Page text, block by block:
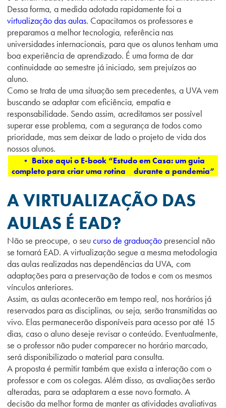
Dessa forma, a medida adotada rapidamente foi a
virtualização das aulas. Capacitamos os professores e
preparamos a melhor tecnologia, referência nas
universidades internacionais, para que os alunos tenham uma
boa experiência de aprendizado. É uma forma de dar
continuidade ao semestre já iniciado, sem prejuízos ao
aluno.
Como se trata de uma situação sem precedentes, a UVA vem
buscando se adaptar com eficiência, empatia e
responsabilidade. Sendo assim, acreditamos ser possível
superar esse problema, com a segurança de todos como
prioridade, mas sem deixar de lado o projeto de vida dos
nossos alunos.
• Baixe aqui o E-book “Estudo em Casa: um guia
completo para criar uma rotina durante a pandemia”
A VIRTUALIZAÇÃO DAS
AULAS É EAD?
Não se preocupe, o seucurso de graduação presencial não
se tornará EAD. A virtualização segue a mesma metodologia
das aulas realizadas nas dependências da UVA, com
adaptações para a preservação de todos e com os mesmos
vínculos anteriores.
Assim, as aulas acontecerão em tempo real, nos horários já
reservados para as disciplinas, ou seja, serão transmitidas ao
vivo. Elas permanecerão disponíveis para acesso por até 15
dias, caso o aluno deseje revisar o conteúdo. Eventualmente,
se o professor não puder comparecer no horário marcado,
será disponibilizado o material para consulta.
A proposta é permitir também que exista a interação com o
professor e com os colegas. Além disso, as avaliações serão
alteradas, para se adaptarem a esse novo formato. A
decisão da melhor forma de manter as atividades avaliativas